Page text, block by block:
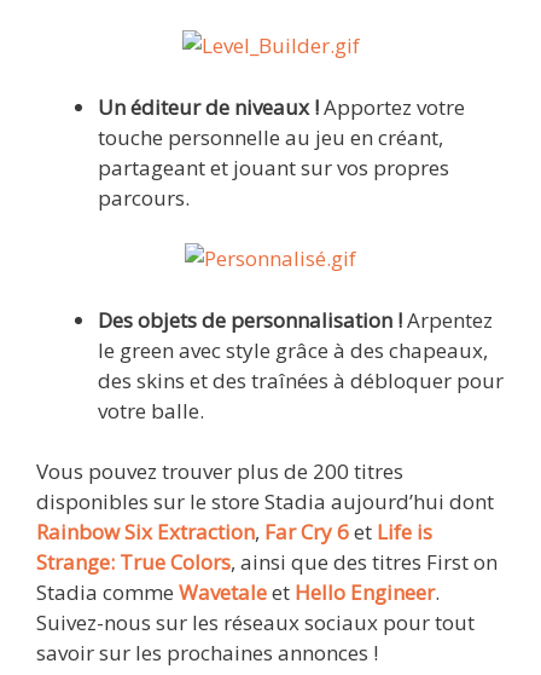
Un éditeur de niveaux !Apportez votre
touche personnelle au jeu en créant,
partageant et jouant sur vos propres
parcours.
Des objets de personnalisation !Arpentez
le green avec style grâce à des chapeaux,
des skins et des traînées à débloquer pour
votre balle.
Vous pouvez trouver plus de 200 titres
disponibles sur le store Stadia aujourd’hui dont
Rainbow Six Extraction, Far Cry 6et Life is
Strange: True Colors, ainsi que des titres First on
Stadia comme Wavetaleet Hello Engineer.
Suivez-nous sur les réseaux sociaux pour tout
savoir sur les prochaines annonces !